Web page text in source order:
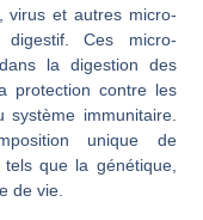
virus et autres micro-
Ces micro-
la digestion des
protection contre les
immunitaire.
unique de
que la génétique,
de vie.